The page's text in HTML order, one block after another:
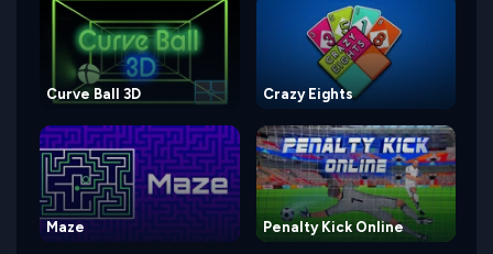
Curve Ball 3D Crazy Eights
Maze Penalty Kick Online